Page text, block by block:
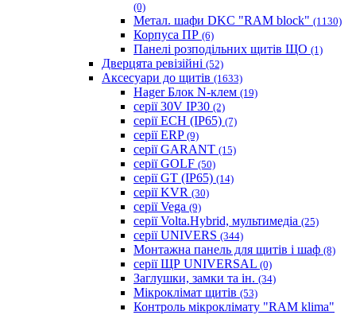
(0)
Метал. шафи DKC "RAM block" (1130)
Корпуса ПР (6)
Панелі розподільних щитів ЩО (1)
Дверцята ревізійні (52)
Аксесуари до щитів (1633)
Hager Блок N-клем (19)
серії 30V IP30 (2)
серії ECH (IP65) (7)
серії ERP (9)
серії GARANT (15)
серії GOLF (50)
серії GT (IP65) (14)
серії KVR (30)
серії Vega (9)
серії Volta.Hybrid, мультимедіа (25)
серії UNIVERS (344)
Монтажна панель для щитів і шаф (8)
серії ЩР UNIVERSAL (0)
Заглушки, замки та ін. (34)
Мікроклімат щитів (53)
Контроль мікроклімату "RAM klima"